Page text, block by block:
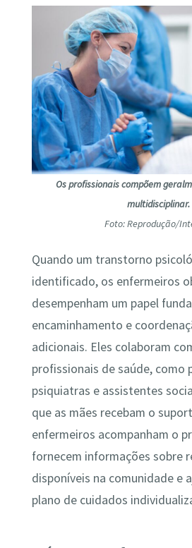
Os profissionais compõem
multidisciplinar.
Foto: Reprodução/
Quando um transtorno
identificado, os enfermeiros
desempenham um papel
encaminhamento e
adicionais. Eles colaboram
profissionais de saúde, como
psiquiatras e assistentes
que as mães recebam o
enfermeiros acompanham o
fornecem informações sobre
disponíveis na comunidade e
plano de cuidados